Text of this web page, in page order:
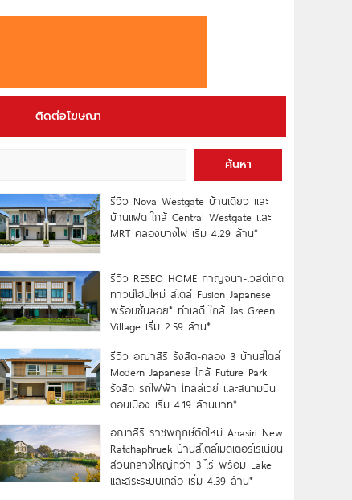
ติดต่อโฆษณา
ค้นหา
รีวิว Nova Westgate บ้านเดี่ยว และ
บ้านแฝด ใกล้ Central Westgate และ
MRT คลองบางไผ่ เริ่ม 4.29 ล้าน*
รีวิว RESEO HOME กาญจนา-เวสต์เกต
ทาวน์โฮมใหม่ สไตล์ Fusion Japanese
พร้อมชั้นลอย* ทำเลดี ใกล้ Jas Green
Village เริ่ม 2.59 ล้าน*
รีวิว อณาสิริ รังสิต-คลอง 3 บ้านสไตล์
Modern Japanese ใกล้ Future Park
รังสิต รถไฟฟ้า โทลล์เวย์ และสนามบิน
ดอนเมือง เริ่ม 4.19 ล้านบาท*
อณาสิริ ราชพฤกษ์ตัดใหม่ Anasiri New
Ratchaphruek บ้านสไตล์เมดิเตอร์เรเนียน
ส่วนกลางใหญ่กว่า 3 ไร่ พร้อม Lake
และสระระบบเกลือ เริ่ม 4.39 ล้าน*